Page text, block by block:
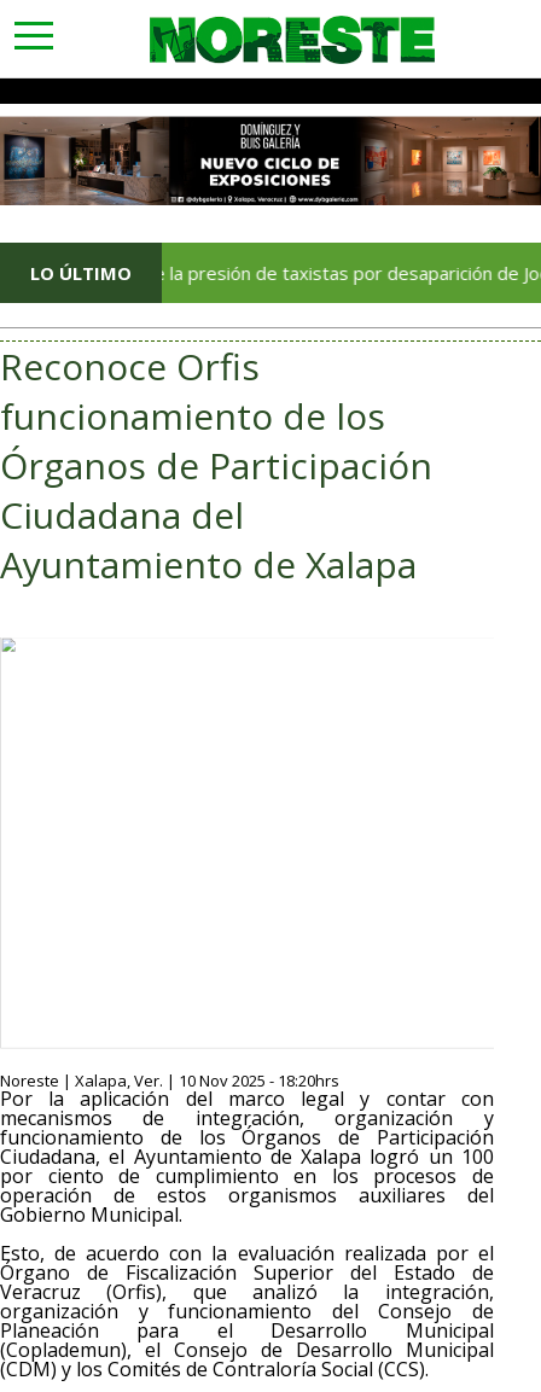
toggle
navigation
LO ÚLTIMO
Crece la presión de taxistas por desaparición de Joel
Reconoce Orfis
funcionamiento de los
Órganos de Participación
Ciudadana del
Ayuntamiento de Xalapa
Noreste | Xalapa, Ver. | 10 Nov 2025 - 18:20hrs
Por la aplicación del marco legal y contar con
mecanismos de integración, organización y
funcionamiento de los Órganos de Participación
Ciudadana, el Ayuntamiento de Xalapa logró un 100
por ciento de cumplimiento en los procesos de
operación de estos organismos auxiliares del
Gobierno Municipal.
Esto, de acuerdo con la evaluación realizada por el
Órgano de Fiscalización Superior del Estado de
Veracruz (Orfis), que analizó la integración,
organización y funcionamiento del Consejo de
Planeación para el Desarrollo Municipal
(Coplademun), el Consejo de Desarrollo Municipal
(CDM) y los Comités de Contraloría Social (CCS).